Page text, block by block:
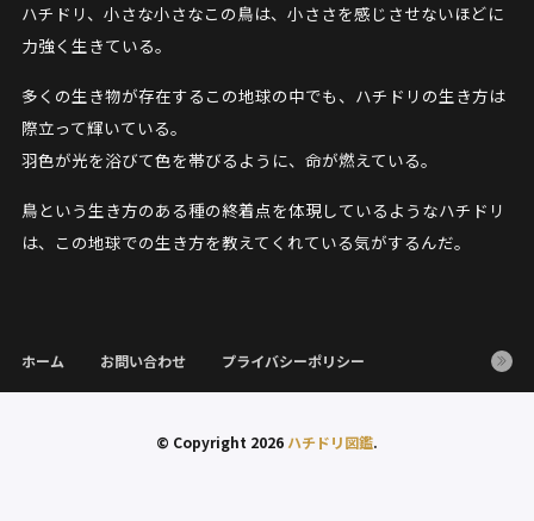
ハチドリ、小さな小さなこの鳥は、小ささを感じさせないほどに
力強く生きている。
多くの生き物が存在するこの地球の中でも、ハチドリの生き方は
際立って輝いている。
羽色が光を浴びて色を帯びるように、命が燃えている。
鳥という生き方のある種の終着点を体現しているようなハチドリ
は、この地球での生き方を教えてくれている気がするんだ。
ホーム お問い合わせ プライバシーポリシー
© Copyright 2026 ハチドリ図鑑.